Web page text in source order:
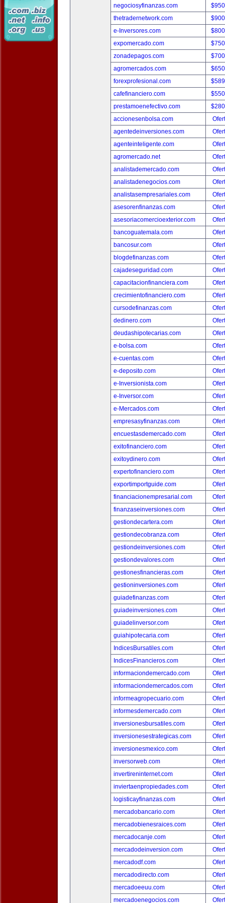
negociosyfinanzas.com
thetradernetwork.com
e-Inversores.com
expomercado.com
zonadepagos.com
agromercados.com
forexprofesional.com
cafefinanciero.com
prestamoenefectivo.com
accionesenbolsa.com
agentedeinversiones.com
agenteinteligente.com
agromercado.net
analistademercado.com
analistadenegocios.com
analistasempresariales.com
asesorenfinanzas.com
asesoriacomercioexterior.com
bancoguatemala.com
bancosur.com
blogdefinanzas.com
cajadeseguridad.com
capacitacionfinanciera.com
crecimientofinanciero.com
cursodefinanzas.com
dedinero.com
deudashipotecarias.com
e-bolsa.com
e-cuentas.com
e-deposito.com
e-Inversionista.com
e-Inversor.com
e-Mercados.com
empresasyfinanzas.com
encuestasdemercado.com
exitofinanciero.com
exitoydinero.com
expertofinanciero.com
exportimportguide.com
financiacionempresarial.com
finanzaseinversiones.com
gestiondecartera.com
gestiondecobranza.com
gestiondeinversiones.com
gestiondevalores.com
gestionesfinancieras.com
gestioninversiones.com
guiadefinanzas.com
guiadeinversiones.com
guiadelinversor.com
guiahipotecaria.com
IndicesBursatiles.com
IndicesFinancieros.com
informaciondemercado.com
informaciondemercados.com
informeagropecuario.com
informesdemercado.com
inversionesbursatiles.com
inversionesestrategicas.com
inversionesmexico.com
inversorweb.com
invertireninternet.com
inviertaenpropiedades.com
logisticayfinanzas.com
mercadobancario.com
mercadobienesraices.com
mercadocanje.com
mercadodeinversion.com
mercadodf.com
mercadodirecto.com
mercadoeeuu.com
mercadoenegocios.com